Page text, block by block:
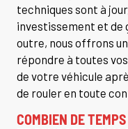
techniques sont à
investissement et de
outre, nous offrons
répondre à toutes
de votre véhicule
de rouler en toute
COMBIEN DE